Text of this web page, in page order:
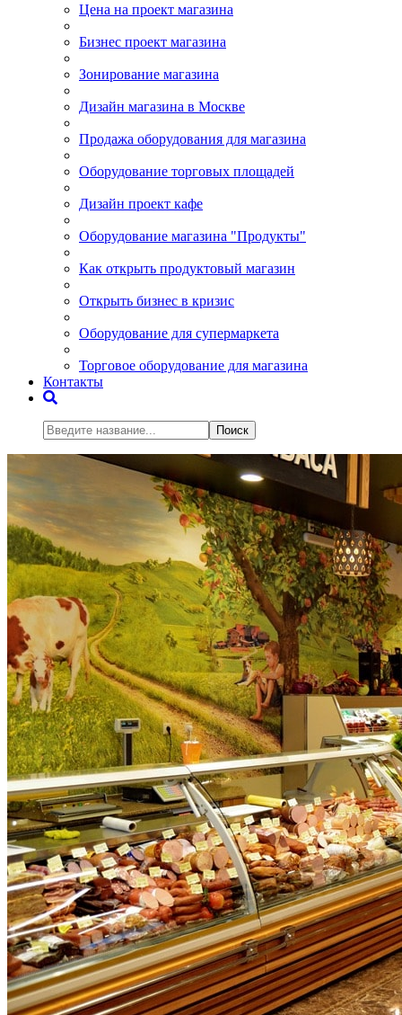
Цена на проект магазина
Бизнес проект магазина
Зонирование магазина
Дизайн магазина в Москве
Продажа оборудования для магазина
Оборудование торговых площадей
Дизайн проект кафе
Оборудование магазина "Продукты"
Как открыть продуктовый магазин
Открыть бизнес в кризис
Оборудование для супермаркета
Торговое оборудование для магазина
Контакты
Поиск